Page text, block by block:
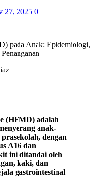
27, 2025 0
pada Anak: Epidemiologi,
(HFMD) adalah
anak-
dengan
A16 dan
ini ditandai oleh
kaki, dan
gastrointestinal